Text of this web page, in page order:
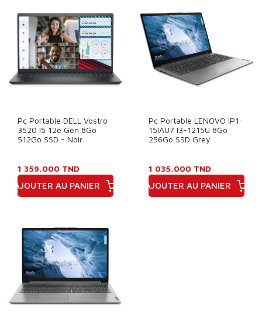
Pc Portable DELL Vostro
3520 I5 12è Gén 8Go
512Go SSD - Noir
1 359,000 TND
AJOUTER AU PANIER
Pc Portable LENOVO IP1-
15IAU7 I3-1215U 8Go
256Go SSD Grey
1 035,000 TND
AJOUTER AU PANIER